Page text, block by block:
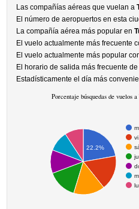
Las compañías aéreas que vuelan a
El número de aeropuertos en esta
La compañía aérea más popular en
El vuelo actualmente más frecuente
El vuelo actualmente más popular
El horario de salida más frecuente
Estadísticamente el día más
Porcentaje búsquedas de vuelos
vi.
ju.
lu.
22.2%